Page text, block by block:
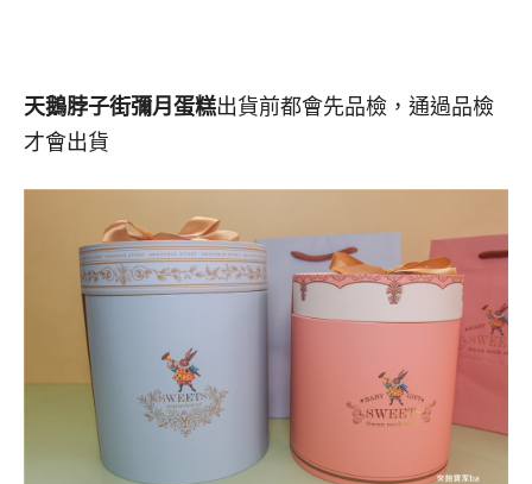
天鵝脖子街彌月蛋糕出貨前都會先品檢，通過品檢
才會出貨